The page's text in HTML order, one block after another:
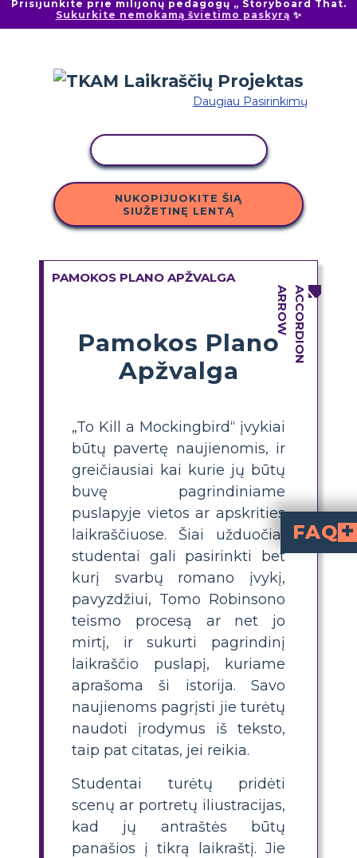
Prisijunkite prie milijonų pedagogų „ Storyboard That.
Sukurkite nemokamą švietimo paskyrą ✨
Daugiau Pasirinkimų
NUKOPIJUOKITE ŠIĄ
SIUŽETINĘ LENTĄ
PAMOKOS PLANO APŽVALGA
Pamokos Plano
Apžvalga
„To Kill a Mockingbird“ įvykiai
būtų pavertę naujienomis, ir
greičiausiai kai kurie jų būtų
buvę pagrindiniame
puslapyje vietos ar apskrities
laikraščiuose. Šiai užduočiai
studentai gali pasirinkti bet
kurį svarbų romano įvykį,
pavyzdžiui, Tomo Robinsono
teismo procesą ar net jo
mirtį, ir sukurti pagrindinį
laikraščio puslapį, kuriame
aprašoma ši istorija. Savo
naujienoms pagrįsti jie turėtų
naudoti įrodymus iš teksto,
taip pat citatas, jei reikia.
Studentai turėtų pridėti
scenų ar portretų iliustracijas,
kad jų antraštės būtų
panašios į tikrą laikraštį. Jie
FAQ